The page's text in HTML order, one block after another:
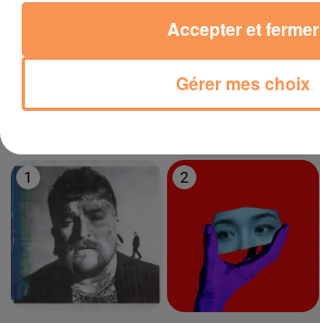
BOULEVARD DES AIRS
Last Night A Dj Saved
LE TOP
1 2
Gérer mes choix
Accepter et fermer